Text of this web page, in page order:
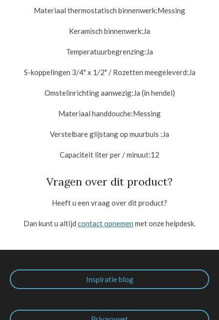
Materiaal thermostatisch binnenwerk:Messing
Keramisch binnenwerk:Ja
Temperatuurbegrenzing:Ja
S-koppelingen 3/4" x 1/2" / Rozetten meegeleverd:Ja
Omstelinrichting aanwezig:Ja (in hendel)
Materiaal handdouche:Messing
Verstelbare glijstang op muurbuis :Ja
Capaciteit liter per / minuut:12
Vragen over dit product?
Heeft u een vraag over dit product?
Dan kunt u altijd contact opnemen met onze helpdesk.
Inspiratie blog